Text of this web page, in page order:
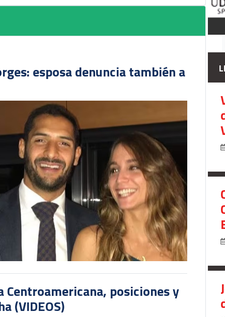
esposa denuncia también a
Centroamericana, posiciones y
(VIDEOS)